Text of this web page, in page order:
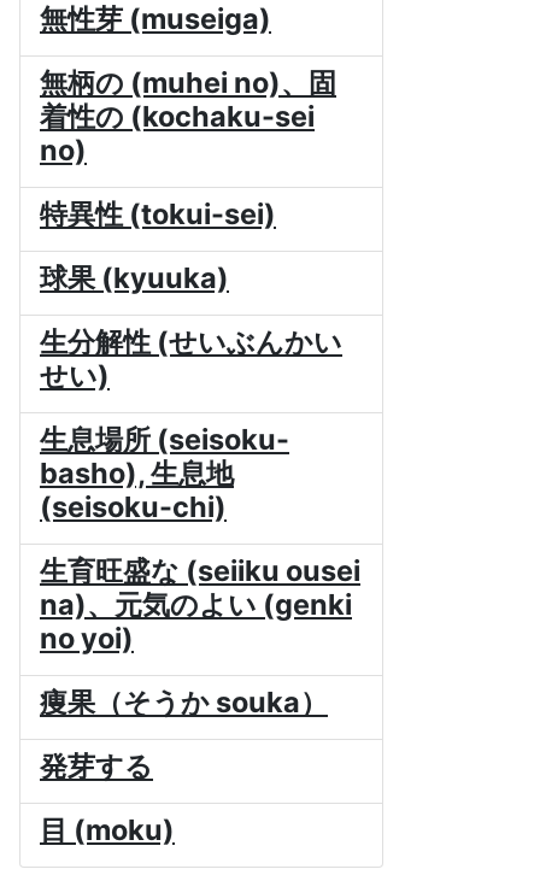
無性芽 (museiga)
無柄の (muhei no)、固
着性の (kochaku-sei
no)
特異性 (tokui-sei)
球果 (kyuuka)
生分解性 (せいぶんかい
せい)
生息場所 (seisoku-
basho), 生息地
(seisoku-chi)
生育旺盛な (seiiku ousei
na)、元気のよい (genki
no yoi)
痩果（そうか souka）
発芽する
目 (moku)